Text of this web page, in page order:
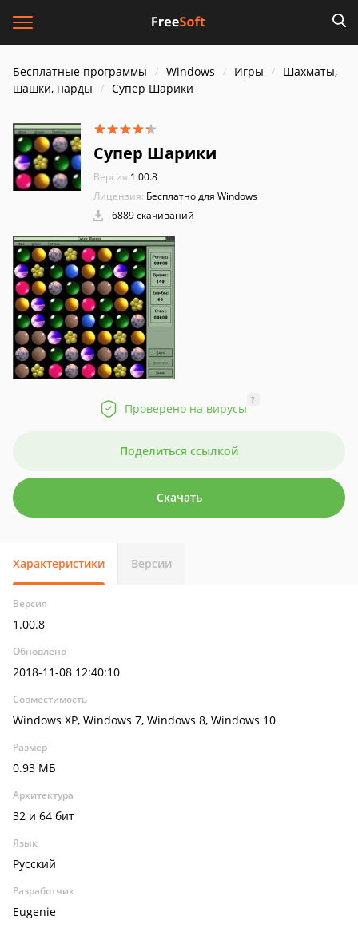
Бесплатные программы Windows Игры
Шахматы,
шашки, нарды
Супер Шарики
Супер Шарики
Версия:1.00.8
Лицензия: Бесплатно для Windows
6889 скачиваний
Проверено на вирусы
?
Поделиться ссылкой
Скачать
Характеристики Версии
Версия
1.00.8
Обновлено
2018-11-08 12:40:10
Совместимость
Windows XP, Windows 7, Windows 8, Windows 10
Размер
0.93 МБ
Архитектура
32 и 64 бит
Язык
Русский
Разработчик
Eugenie